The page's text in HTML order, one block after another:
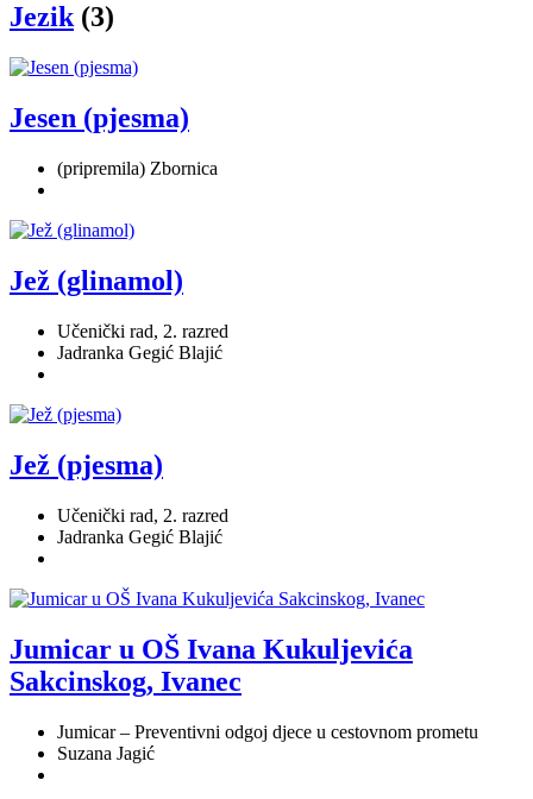
Jezik (3)
Jesen (pjesma)
(pripremila) Zbornica
Jež (glinamol)
Učenički rad, 2. razred
Jadranka Gegić Blajić
Jež (pjesma)
Učenički rad, 2. razred
Jadranka Gegić Blajić
Jumicar u OŠ Ivana Kukuljevića
Sakcinskog, Ivanec
Jumicar – Preventivni odgoj djece u cestovnom prometu
Suzana Jagić